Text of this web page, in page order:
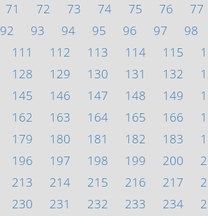
71 72 73 74 75 76 77
92 93 94 95 96 97 98
111 112 113 114 115
128 129 130 131 132
145 146 147 148 149
162 163 164 165 166
179 180 181 182 183
196 197 198 199 200
213 214 215 216 217
230 231 232 233 234